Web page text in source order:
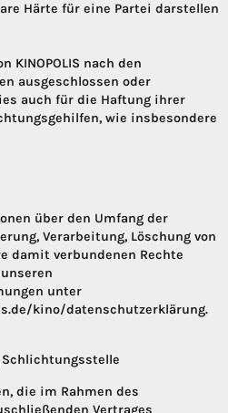
Härte für eine Partei darstellen
KINOPOLIS nach den
ausgeschlossen oder
auch für die Haftung ihrer
wie insbesondere
über den Umfang der
Verarbeitung, Löschung von
damit verbundenen Rechte
unter
kino/datenschutzerklärung.
die im Rahmen des
Vertrages